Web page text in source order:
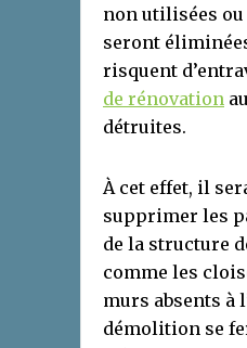
non utilisées ou
seront
risquent
de rénovation
détruites.
À cet effet, il
supprimer les
de la structure
comme les
murs absents à
démolition se